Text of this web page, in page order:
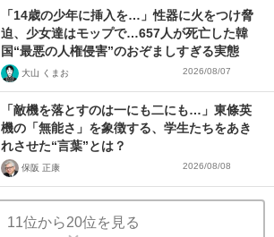
「14歳の少年に挿入を…」性器に火をつけ脅
迫、少女達はモップで…657人が死亡した韓
国“最悪の人権侵害”のおぞましすぎる実態
大山 くまお 2026/08/07
「敵機を落とすのは一にも二にも…」東條英
機の「無能さ」を象徴する、学生たちをあき
れさせた“言葉”とは？
保阪 正康 2026/08/08
11位から20位を見る